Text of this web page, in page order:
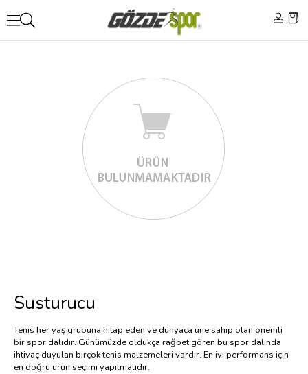
Susturucu
Tenis her yaş grubuna hitap eden ve dünyaca üne sahip olan önemli
bir spor dalıdır. Günümüzde oldukça rağbet gören bu spor dalında
ihtiyaç duyulan birçok tenis malzemeleri vardır. En iyi performans için
en doğru ürün seçimi yapılmalıdır.